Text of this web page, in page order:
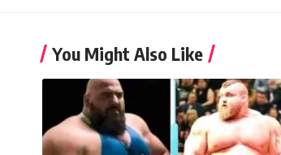
You Might Also Like